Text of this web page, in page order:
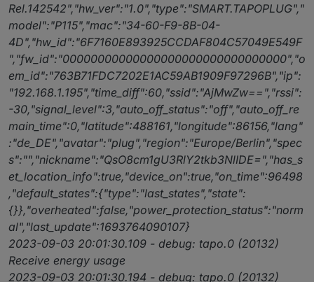
Rel.142542","hw_ver":"1.0","type":"SMART.TAPOPLUG","
model":"P115","mac":"34-60-F9-8B-04-
4D","hw_id":"6F7160E893925CCDAF804C57049E549F
","fw_id":"00000000000000000000000000000000","o
em_id":"763B71FDC7202E1AC59AB1909F97296B","ip":
"192.168.1.195","time_diff":60,"ssid":"AjMwZw==","rssi":
-30,"signal_level":3,"auto_off_status":"off","auto_off_re
main_time":0,"latitude":488161,"longitude":86156,"lang"
:"de_DE","avatar":"plug","region":"Europe/Berlin","spec
s":"","nickname":"QsO8cm1gU3RlY2tkb3NlIDE=","has_s
et_location_info":true,"device_on":true,"on_time":96498
,"default_states":{"type":"last_states","state":
{}},"overheated":false,"power_protection_status":"norm
al","last_update":1693764090107}
2023-09-03 20:01:30.109 - debug: tapo.0 (20132)
Receive energy usage
2023-09-03 20:01:30.194 - debug: tapo.0 (20132)